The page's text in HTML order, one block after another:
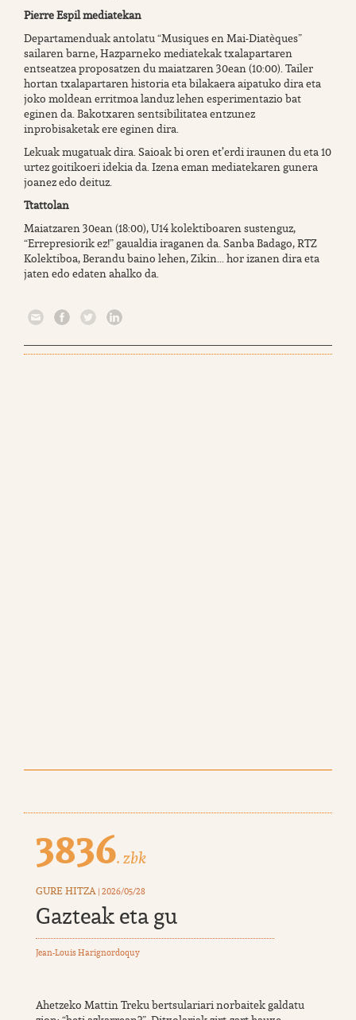
Pierre Espil mediatekan
Departamenduak antolatu “Musiques en Mai-Diatèques”
sailaren barne, Hazparneko mediatekak txalapartaren
entseatzea proposatzen du maiatzaren 30ean (10:00). Tailer
hortan txalapartaren historia eta bilakaera aipatuko dira eta
joko moldean erritmoa landuz lehen esperimentazio bat
eginen da. Bakotxaren sentsibilitatea entzunez
inprobisaketak ere eginen dira.
Lekuak mugatuak dira. Saioak bi oren et’erdi iraunen du eta 10
urtez goitikoeri idekia da. Izena eman mediatekaren gunera
joanez edo deituz.
Ttattolan
Maiatzaren 30ean (18:00), U14 kolektiboaren sustenguz,
“Errepresiorik ez!” gaualdia iraganen da. Sanba Badago, RTZ
Kolektiboa, Berandu baino lehen, Zikin... hor izanen dira eta
jaten edo edaten ahalko da.
3836. zbk
GURE HITZA | 2026/05/28
Gazteak eta gu
Jean-Louis Harignordoquy
Ahetzeko Mattin Treku bertsulariari norbaitek galdatu